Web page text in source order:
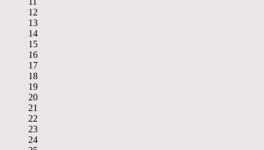
12
13
14
15
16
17
18
19
20
21
22
23
24